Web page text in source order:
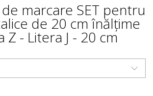
marcare SET pentru
de 20 cm înălțime
Z - Litera J - 20 cm